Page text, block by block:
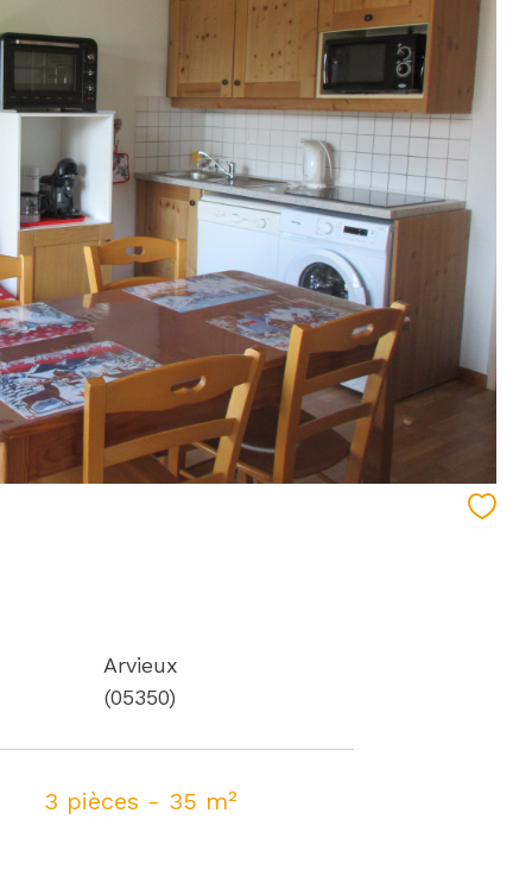
Arvieux
(05350)
3 pièces - 35 m²